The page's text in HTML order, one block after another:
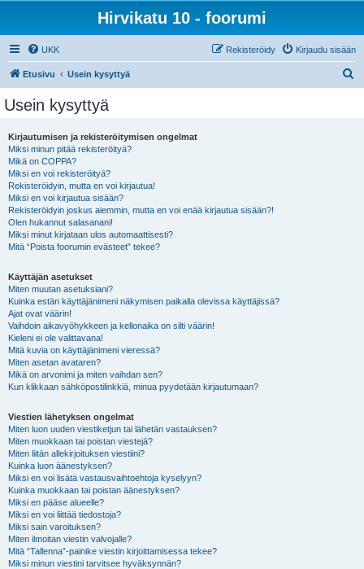
Hirvikatu 10 - foorumi
UKK Kirjaudu sisään
Rekisteröidy
Etusivu Usein kysyttyä
Usein kysyttyä
Kirjautumisen ja rekisteröitymisen ongelmat
Miksi minun pitää rekisteröityä?
Mikä on COPPA?
Miksi en voi rekisteröityä?
Rekisteröidyin, mutta en voi kirjautua!
Miksi en voi kirjautua sisään?
Rekisteröidyin joskus aiemmin, mutta en voi enää kirjautua sisään?!
Olen hukannut salasanani!
Miksi minut kirjataan ulos automaattisesti?
Mitä “Poista foorumin evästeet” tekee?
Käyttäjän asetukset
Miten muutan asetuksiani?
Kuinka estän käyttäjänimeni näkymisen paikalla olevissa käyttäjissä?
Ajat ovat väärin!
Vaihdoin aikavyöhykkeen ja kellonaika on silti väärin!
Kieleni ei ole valittavana!
Mitä kuvia on käyttäjänimeni vieressä?
Miten asetan avataren?
Mikä on arvonimi ja miten vaihdan sen?
Kun klikkaan sähköpostilinkkiä, minua pyydetään kirjautumaan?
Viestien lähetyksen ongelmat
Miten luon uuden viestiketjun tai lähetän vastauksen?
Miten muokkaan tai poistan viestejä?
Miten liitän allekirjoituksen viestiini?
Kuinka luon äänestyksen?
Miksi en voi lisätä vastausvaihtoehtoja kyselyyn?
Kuinka muokkaan tai poistan äänestyksen?
Miksi en pääse alueelle?
Miksi en voi liittää tiedostoja?
Miksi sain varoituksen?
Miten ilmoitan viestin valvojalle?
Mitä “Tallenna”-painike viestin kirjoittamisessa tekee?
Miksi minun viestini tarvitsee hyväksynnän?